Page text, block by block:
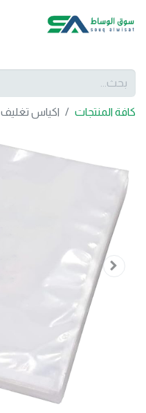
كافة المنتجات اكياس تغليف 30*20 100P